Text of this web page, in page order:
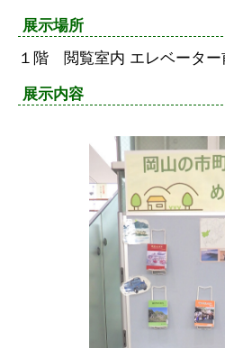
展示場所
１階 閲覧室内 エレベーター
展示内容